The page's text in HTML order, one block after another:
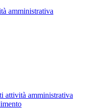
amministrativa
attività amministrativa